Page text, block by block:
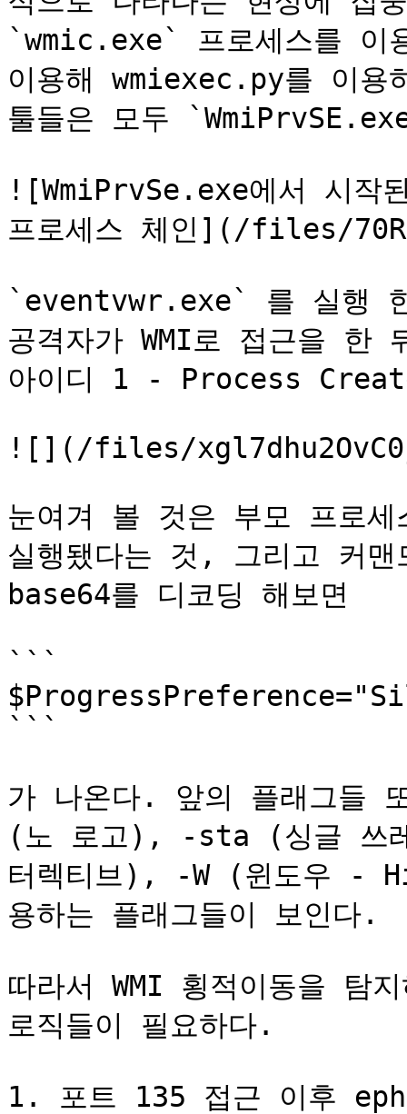
`wmic.exe` 프로세스를 이
이용해 wmiexec.py를 이용
툴들은 모두
![WmiPrvSe.exe에서 시
프로세스 체인](/files/
`eventvwr.exe` 를 실행
공격자가 WMI로 접근을 한
아이디 1 - Process
![](/files/
눈여겨 볼 것은 부모 프로
실행됐다는 것, 그리고 커
base64를 디코딩 해보면
```
```
가 나온다. 앞의 플래그들
(노 로고), -sta (싱글 쓰
터렉티브), -W (윈도우 -
용하는 플래그들이 보인다.
따라서 WMI 횡적이동을 탐
로직들이 필요하다.
1. 포트 135 접근 이후